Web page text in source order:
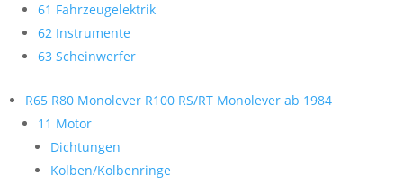
61 Fahrzeugelektrik
62 Instrumente
63 Scheinwerfer
R65 R80 Monolever R100 RS/RT Monolever ab 1984
11 Motor
Dichtungen
Kolben/Kolbenringe